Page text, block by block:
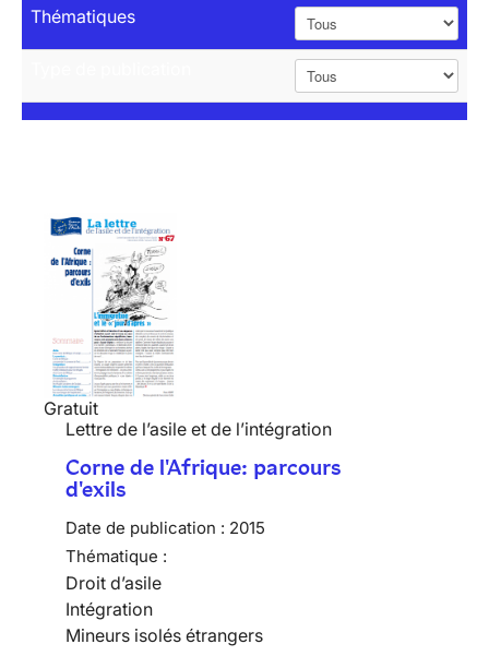
Thématiques
Gratuit
Lettre de l’asile et de l’intégration
Corne de l'Afrique: parcours
d'exils
Date de publication : 2015
Thématique :
Droit d’asile
Intégration
Mineurs isolés étrangers